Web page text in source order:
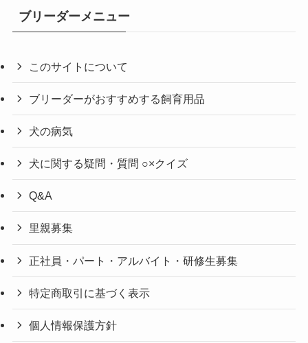
ブリーダーメニュー
このサイトについて
ブリーダーがおすすめする飼育用品
犬の病気
犬に関する疑問・質問 ○×クイズ
Q&A
里親募集
正社員・パート・アルバイト・研修生募集
特定商取引に基づく表示
個人情報保護方針